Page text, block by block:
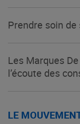
Prendre soin de
Les Marques
l’écoute des
LE